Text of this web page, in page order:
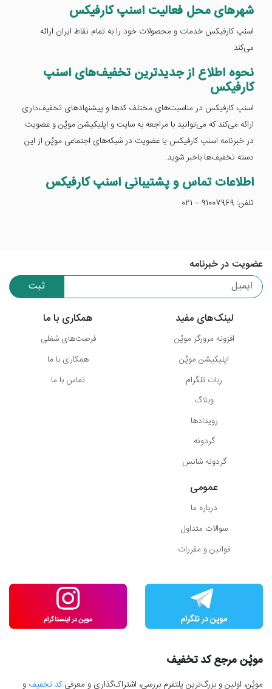
شهرهای محل فعالیت اسنپ کارفیکس
اسنپ کارفیکس خدمات و محصولات خود را به تمام نقاط ایران ارائه
می‌کند.
نحوه اطلاع از جدیدترین تخفیف‌های اسنپ
کارفیکس
اسنپ کارفیکس در مناسبت‌های مختلف کدها و پیشنهادهای تخفیف‌داری
ارائه می‌کند که می‌توانید با مراجعه به سایت و اپلیکیشن موپُن و عضویت
در خبرنامه اسنپ کارفیکس یا عضویت در شبکه‌های اجتماعی موپُن از این
دسته تخفیف‌ها باخبر شوید.
اطلاعات تماس و پشتیبانی اسنپ کارفیکس
تلفن: 91007969 – 021
عضویت در خبرنامه
ثبت
لینک‌های مفید
افزونه مرورگر موپُن
اپلیکیشن موپُن
ربات تلگرام
وبلاگ
رویدادها
گردونه
گردونه شانس
همکاری با ما
فرصت‌های شغلی
همکاری با ما
تماس با ما
عمومی
درباره ما
سوالات متداول
قوانین و مقررات
موپُن مرجع کد تخفیف
موپُن، اولین و بزرگ‌ترین پلتفرم بررسی، اشتراک‌گذاری و معرفیکد تخفیف و